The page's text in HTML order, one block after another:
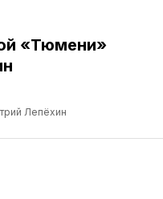
«Тюмени»
Лепёхин